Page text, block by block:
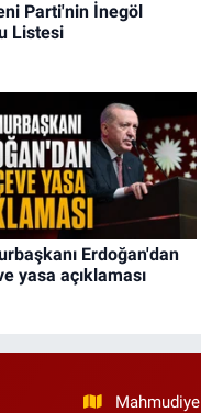
Parti'nin İnegöl
Listesi
Erdoğan'dan
yasa açıklaması